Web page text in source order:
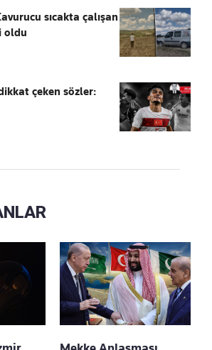
sıcakta çalışan
oldu
çeken sözler: